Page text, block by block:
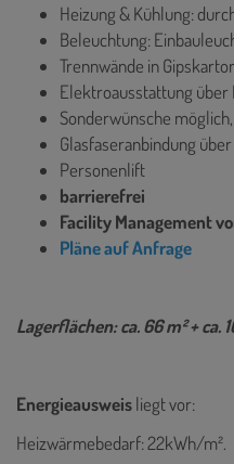
Heizung & Kühlung:
Beleuchtung:
Trennwände in
Elektroausstattung über
Sonderwünsche
Glasfaseranbindung
Personenlift
barrierefrei
Facility Management
Pläne auf Anfrage
Lagerflächen: ca. 66 m² + ca.
Energieausweisliegt vor:
Heizwärmebedarf: 22kWh/m².